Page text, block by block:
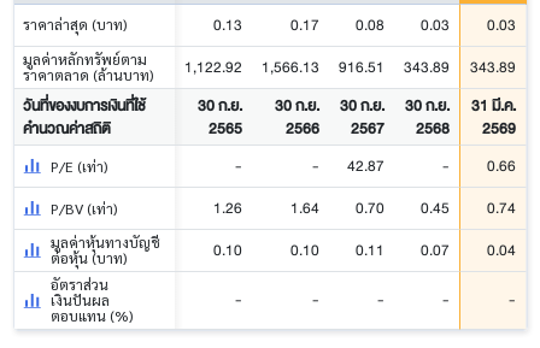
ราคาล่าสุด (บาท) 0.13 0.17 0.08 0.03 0.03
มูลค่าหลักทรัพย์ตาม
ราคาตลาด (ล้านบาท)
1,122.92 1,566.13 916.51 343.89
343.89
วันที่ของงบการเงินที่ใช้
คำนวณค่าสถิติ
30 ก.ย.
2565
30 ก.ย.
2566
30 ก.ย.
2567
30 ก.ย.
2568
31 มี.ค.
2569
P/E (เท่า) - - 42.87 - 0.66
P/BV (เท่า) 1.26 1.64 0.70 0.45 0.74
มูลค่าหุ้นทางบัญชี
ต่อหุ้น (บาท)
0.10 0.10 0.11 0.07 0.04
อัตราส่วน
เงินปันผล
ตอบแทน (%)
- - - - -